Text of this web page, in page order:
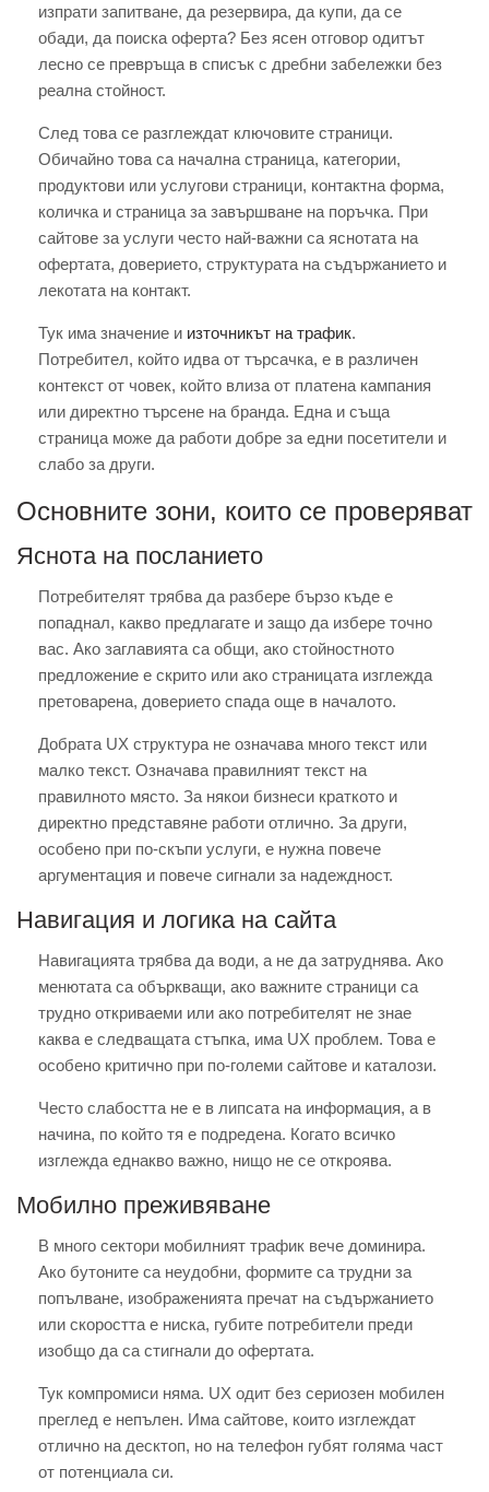
изпрати запитване, да резервира, да купи, да се
обади, да поиска оферта? Без ясен отговор одитът
лесно се превръща в списък с дребни забележки без
реална стойност.
След това се разглеждат ключовите страници.
Обичайно това са начална страница, категории,
продуктови или услугови страници, контактна форма,
количка и страница за завършване на поръчка. При
сайтове за услуги често най-важни са яснотата на
офертата, доверието, структурата на съдържанието и
лекотата на контакт.
Тук има значение и източникът на трафик.
Потребител, който идва от търсачка, е в различен
контекст от човек, който влиза от платена кампания
или директно търсене на бранда. Една и съща
страница може да работи добре за едни посетители и
слабо за други.
Основните зони, които се проверяват
Яснота на посланието
Потребителят трябва да разбере бързо къде е
попаднал, какво предлагате и защо да избере точно
вас. Ако заглавията са общи, ако стойностното
предложение е скрито или ако страницата изглежда
претоварена, доверието спада още в началото.
Добрата UX структура не означава много текст или
малко текст. Означава правилният текст на
правилното място. За някои бизнеси краткото и
директно представяне работи отлично. За други,
особено при по-скъпи услуги, е нужна повече
аргументация и повече сигнали за надеждност.
Навигация и логика на сайта
Навигацията трябва да води, а не да затруднява. Ако
менютата са объркващи, ако важните страници са
трудно откриваеми или ако потребителят не знае
каква е следващата стъпка, има UX проблем. Това е
особено критично при по-големи сайтове и каталози.
Често слабостта не е в липсата на информация, а в
начина, по който тя е подредена. Когато всичко
изглежда еднакво важно, нищо не се откроява.
Мобилно преживяване
В много сектори мобилният трафик вече доминира.
Ако бутоните са неудобни, формите са трудни за
попълване, изображенията пречат на съдържанието
или скоростта е ниска, губите потребители преди
изобщо да са стигнали до офертата.
Тук компромиси няма. UX одит без сериозен мобилен
преглед е непълен. Има сайтове, които изглеждат
отлично на десктоп, но на телефон губят голяма част
от потенциала си.